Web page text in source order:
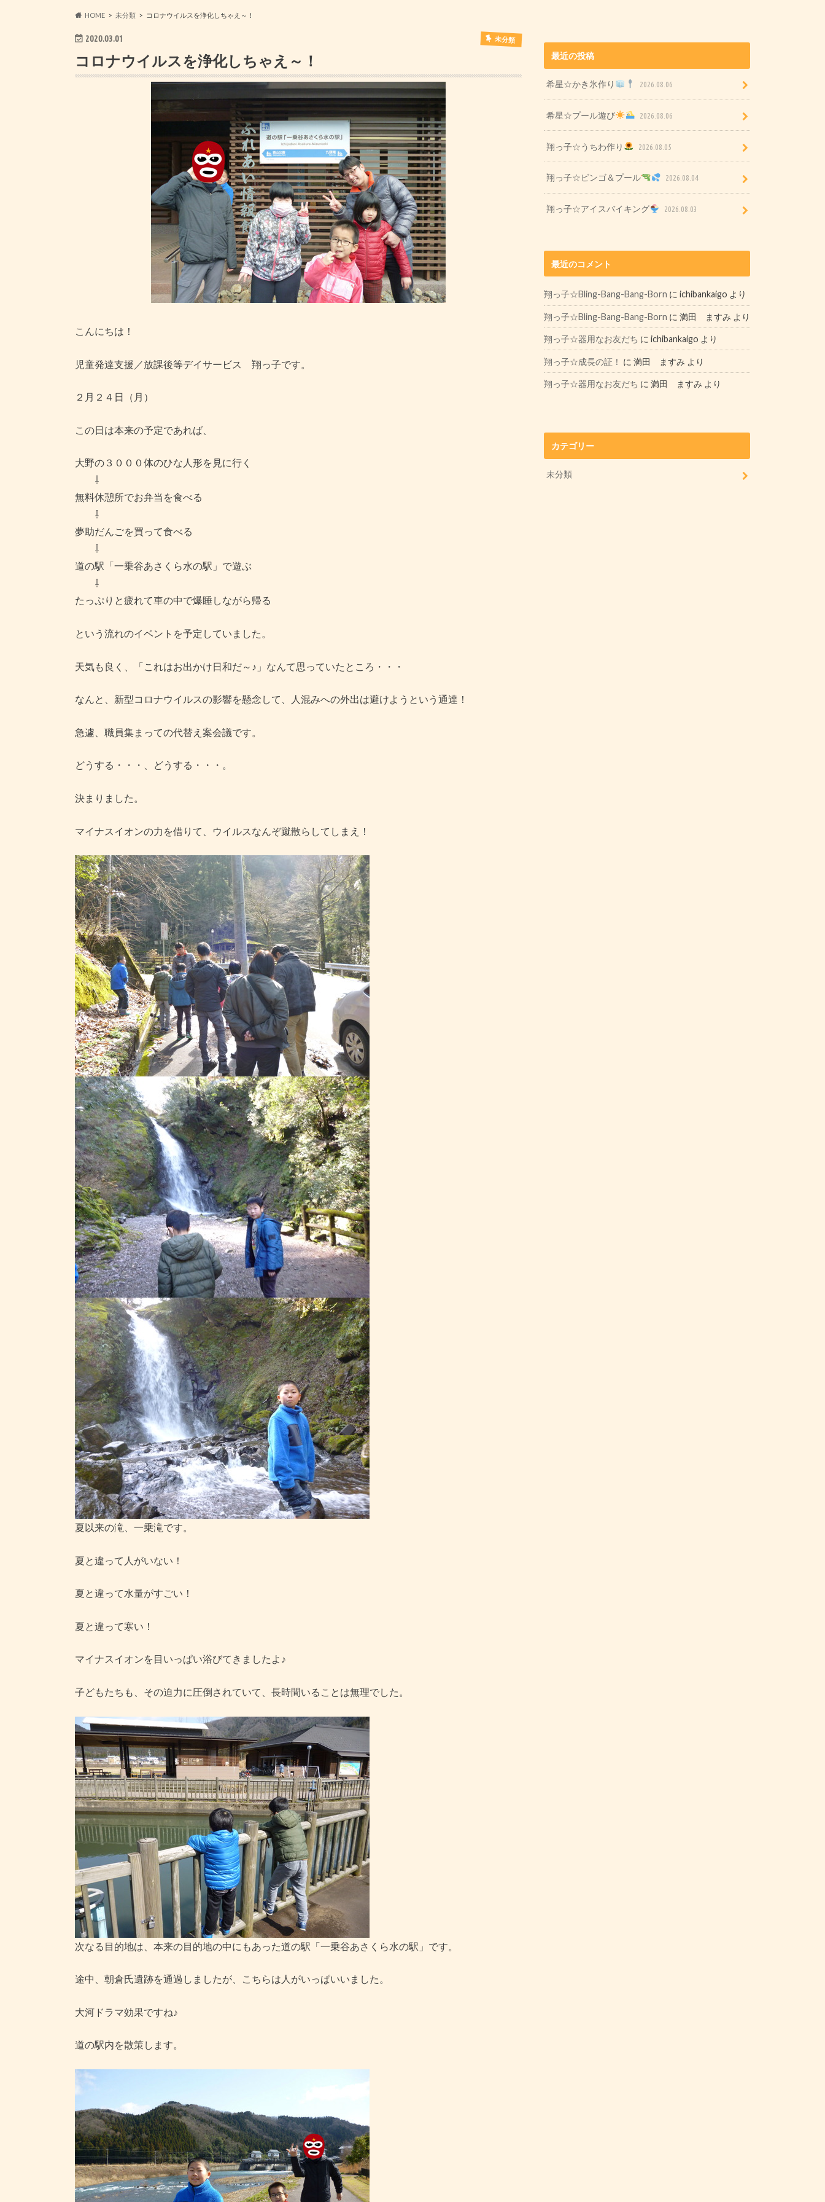
HOME 未分類 コロナウイルスを浄化しちゃえ～！
2020.03.01 未分類
コロナウイルスを浄化しちゃえ～！
こんにちは！
児童発達支援／放課後等デイサービス 翔っ子です。
２月２４日（月）
この日は本来の予定であれば、
大野の３０００体のひな人形を見に行く
⇩
無料休憩所でお弁当を食べる
⇩
夢助だんごを買って食べる
⇩
道の駅「一乗谷あさくら水の駅」で遊ぶ
⇩
たっぷりと疲れて車の中で爆睡しながら帰る
という流れのイベントを予定していました。
天気も良く、「これはお出かけ日和だ～♪」なんて思っていたところ・・・
なんと、新型コロナウイルスの影響を懸念して、人混みへの外出は避けようという通達！
急遽、職員集まっての代替え案会議です。
どうする・・・、どうする・・・。
決まりました。
マイナスイオンの力を借りて、ウイルスなんぞ蹴散らしてしまえ！
夏以来の滝、一乗滝です。
夏と違って人がいない！
夏と違って水量がすごい！
夏と違って寒い！
マイナスイオンを目いっぱい浴びてきましたよ♪
子どもたちも、その迫力に圧倒されていて、長時間いることは無理でした。
次なる目的地は、本来の目的地の中にもあった道の駅「一乗谷あさくら水の駅」です。
途中、朝倉氏遺跡を通過しましたが、こちらは人がいっぱいいました。
大河ドラマ効果ですね♪
道の駅内を散策します。
最近の投稿
希星☆かき氷作り 2026.08.06
希星☆プール遊び 2026.08.06
翔っ子☆うちわ作り 2026.08.05
翔っ子☆ビンゴ＆プール 2026.08.04
翔っ子☆アイスバイキング 2026.08.03
最近のコメント
翔っ子☆Bling-Bang-Bang-Born に ichibankaigo より
翔っ子☆Bling-Bang-Bang-Born に 満田 ますみ より
翔っ子☆器用なお友だち に ichibankaigo より
翔っ子☆成長の証！ に 満田 ますみ より
翔っ子☆器用なお友だち に 満田 ますみ より
カテゴリー
未分類